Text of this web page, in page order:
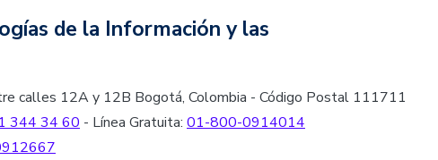
de la Información y las
calles 12A y 12B Bogotá, Colombia - Código Postal 111711
344 34 60 - Línea Gratuita: 01-800-0914014